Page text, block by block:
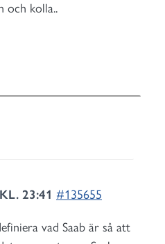
och kolla..
23:41 #135655
vad Saab är så att